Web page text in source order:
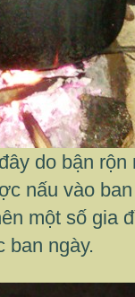
do bận rộn
nấu vào
một số gia
ban ngày.